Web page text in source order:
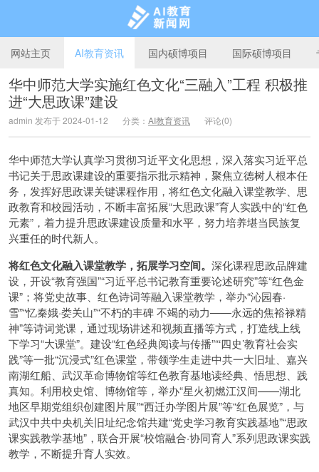
网站主页 AI教育资讯 国内硕博项目 国际硕博项目
华中师范大学实施红色文化“三融入”工程 积极推
进“大思政课”建设
admin 发布于 2024-01-12 分类： AI教育资讯 评论(0)
华中师范大学认真学习贯彻习近平文化思想，深入落实习近平总
书记关于思政课建设的重要指示批示精神，聚焦立德树人根本任
务，发挥好思政课关键课程作用，将红色文化融入课堂教学、思
政教育和校园活动，不断丰富拓展“大思政课”育人实践中的“红色
元素”，着力提升思政课建设质量和水平，努力培养堪当民族复
兴重任的时代新人。
将红色文化融入课堂教学，拓展学习空间。 深化课程思政品牌建
设，开设“教育强国”“习近平总书记教育重要论述研究”等“红色金
课”；将党史故事、红色诗词等融入课堂教学，举办“沁园春·
雪”“忆秦娥·娄关山”“不朽的丰碑 不竭的动力——永远的焦裕禄精
神”等诗词党课，通过现场讲述和视频直播等方式，打造线上线
下学习“大课堂”。建设“红色经典阅读与传播”“‘四史’教育社会实
践”等一批“沉浸式”红色课堂，带领学生走进中共一大旧址、嘉兴
南湖红船、武汉革命博物馆等红色教育基地读经典、悟思想、践
真知。利用校史馆、博物馆等，举办“星火初燃江汉间——湖北
地区早期党组织创建图片展”“西迁办学图片展”等“红色展览”，与
武汉中共中央机关旧址纪念馆共建“党史学习教育实践基地”“思政
课实践教学基地”，联合开展“校馆融合·协同育人”系列思政课实践
教学，不断提升育人实效。